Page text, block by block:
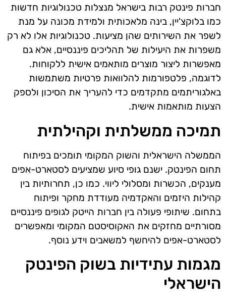
חברות פינטק רבות בישראל מנצלות טכנולוגיות חדשות
כמו בלוקצ'יין, בינה מלאכותית ולמידת מכונה על מנת
לשפר את השירותים שהן מציעות. טכנולוגיות אלו לא רק
משפרות את היעילות של תהליכים פיננסיים, אלא גם
מאפשרות ליצור מוצרים מותאמים אישית ללקוחות.
לדוגמה, פלטפורמות להלוואות פרטיות משתמשות
באלגוריתמים מתקדמים כדי להעריך את הסיכון ולספק
הצעות מותאמות אישית.
תמיכה ממשלתית וקהילתית
הממשלה הישראלית והשוק המקומי תומכים בפיתוח
תחום הפינטק. ישנם גופי סיוע שמציעים לסטארט-אפים
מענקים, הכשרות ומסלולי ליווי. כמו כן, תחרותיות בין
קהילות היזמים והאקדמיה מעודדת מחקר ופיתוח
בתחום. שיתופי פעולה בין חברות הייטק לגופים פיננסיים
מסורתיים מחזקים את האקוסיסטם המקומי ומאפשרים
לסטארט-אפים להיחשף למשאבים וידע נוסף.
מגמות עתידיות בשוק הפינטק
הישראלי